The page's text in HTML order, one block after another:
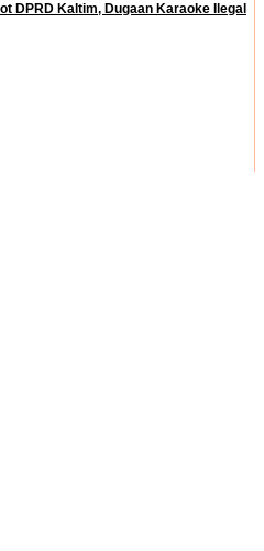
DPRD Kaltim, Dugaan Karaoke Ilegal